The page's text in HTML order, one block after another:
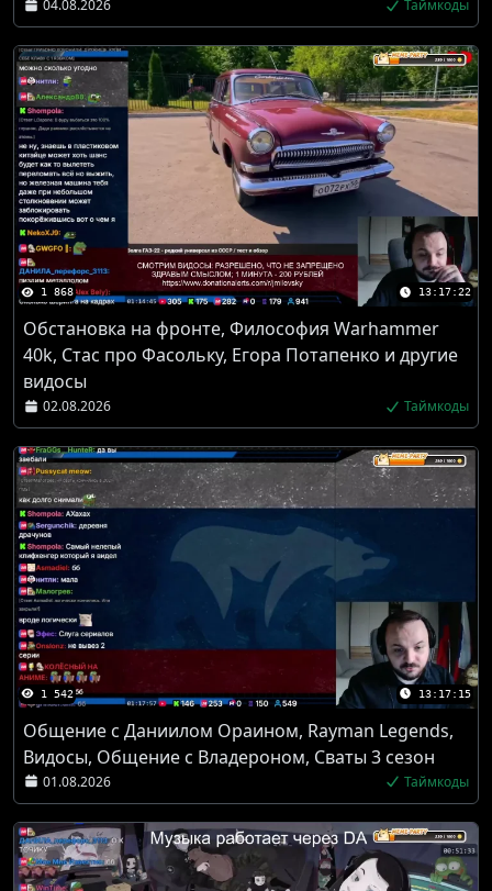
04.08.2026 Таймкоды
1 868 13:17:22
Обстановка на фронте, Философия Warhammer
40k, Стас про Фасольку, Егора Потапенко и другие
видосы
02.08.2026 Таймкоды
1 542 13:17:15
Общение с Даниилом Ораином, Rayman Legends,
Видосы, Общение с Владероном, Сваты 3 сезон
01.08.2026 Таймкоды